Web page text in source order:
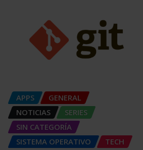
APPS
GENERAL
NOTICIAS
SERIES
SIN CATEGORÍA
SISTEMA OPERATIVO
TECH